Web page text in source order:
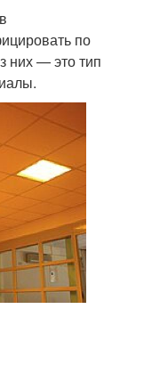
по
них — это тип